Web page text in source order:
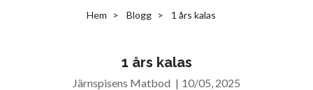
Hem Blogg 1 års kalas
1 års kalas
Järnspisens Matbod | 10/05, 2025